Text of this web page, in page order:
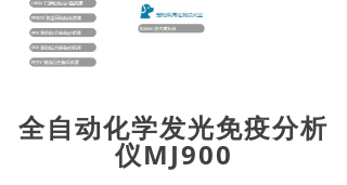
全自动化学发光免疫分析
仪MJ900